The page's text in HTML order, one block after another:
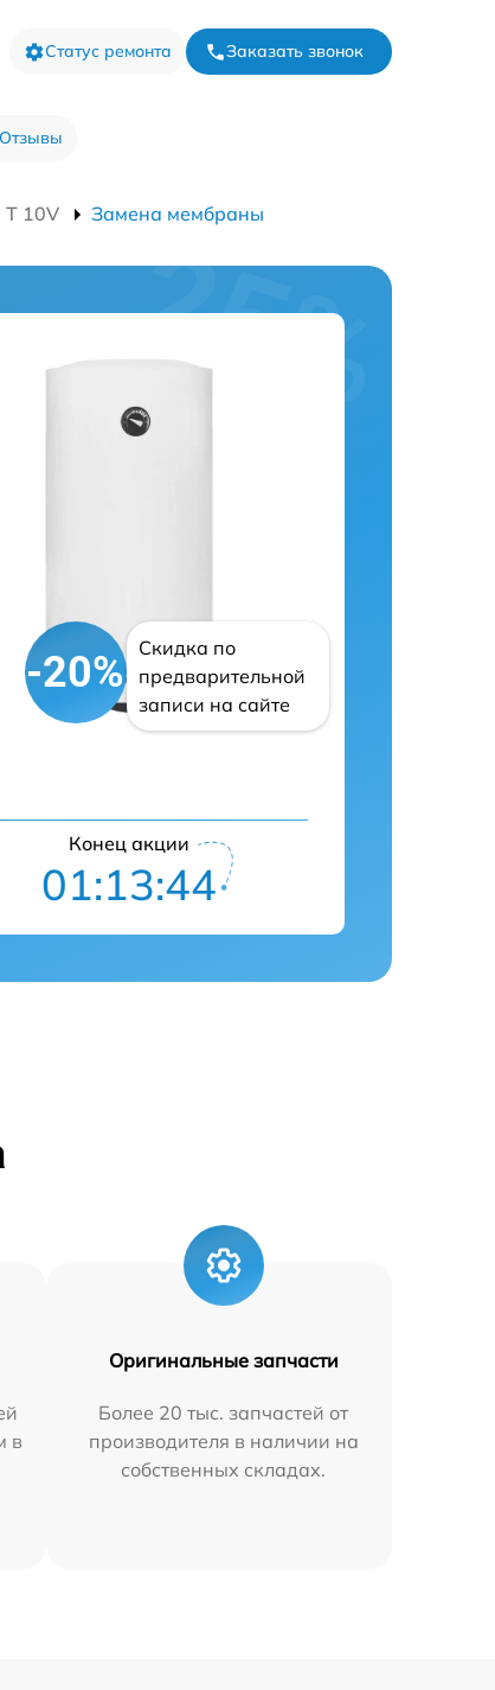
Статус ремонта Заказать звонок
Отзывы
T 10V Замена мембраны
-20%
Скидка по
предварительной
записи на сайте
Конец акции
01:13:43
в
Оригинальные запчасти
Более 20 тыс. запчастей от
производителя в наличии на
собственных складах.